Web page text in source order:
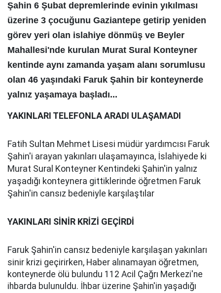
Şahin 6 Şubat depremlerinde evinin yıkılması
üzerine 3 çocuğunu Gaziantepe getirip yeniden
görev yeri olan islahiye dönmüş ve Beyler
Mahallesi'nde kurulan Murat Sural Konteyner
kentinde aynı zamanda yaşam alanı sorumlusu
olan 46 yaşındaki Faruk Şahin bir konteynerde
yalnız yaşamaya başladı...
YAKINLARI TELEFONLA ARADI ULAŞAMADI
Fatih Sultan Mehmet Lisesi müdür yardımcısı Faruk
Şahin'i arayan yakınları ulaşamayınca, İslahiyede ki
Murat Sural Konteyner Kentindeki Şahin'in yalnız
yaşadığı konteynera gittiklerinde öğretmen Faruk
Şahin'in cansız bedeniyle karşılaştılar
YAKINLARI SİNİR KRİZİ GEÇİRDİ
Faruk Şahin'in cansız bedeniyle karşılaşan yakınları
sinir krizi geçirirken, Haber alınamayan öğretmen,
konteynerde ölü bulundu 112 Acil Çağrı Merkezi'ne
ihbarda bulunuldu. İhbar üzerine Şahin'in yaşadığı